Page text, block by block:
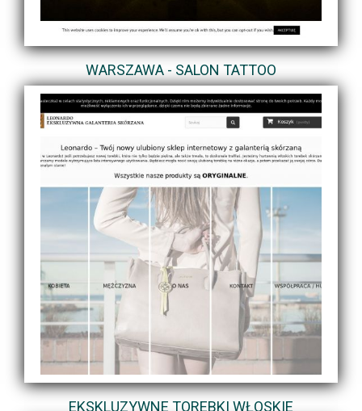
WARSZAWA - SALON TATTOO
EKSKLUZYWNE TOREBKI WŁOSKIE